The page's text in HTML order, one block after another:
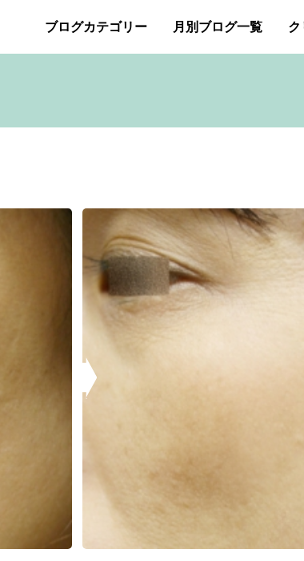
ブログカテゴリー
ニキビ痕の凹み（ニキビ痕のクレーター）オリジナ
ＹＡＧレーザー
月別ブログ一覧 ク